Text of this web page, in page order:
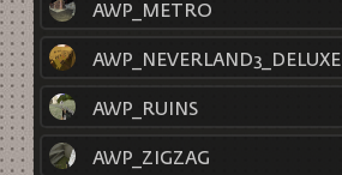
AWP_METRO
AWP_NEVERLAND3_DELUXE
AWP_RUINS
AWP_ZIGZAG